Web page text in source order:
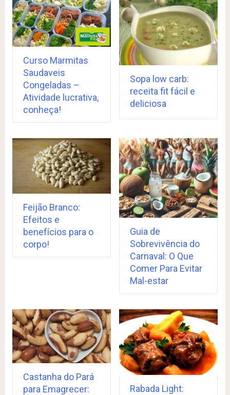
Curso Marmitas
Saudaveis
Congeladas –
Atividade lucrativa,
conheça!
Sopa low carb:
receita fit fácil e
deliciosa
Feijão Branco:
Efeitos e
benefícios para o
corpo!
Guia de
Sobrevivência do
Carnaval: O Que
Comer Para Evitar
Mal-estar
Castanha do Pará
para Emagrecer:
Rabada Light: